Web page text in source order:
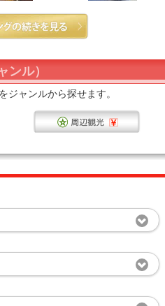
ンル）
ジャンルから探せます。